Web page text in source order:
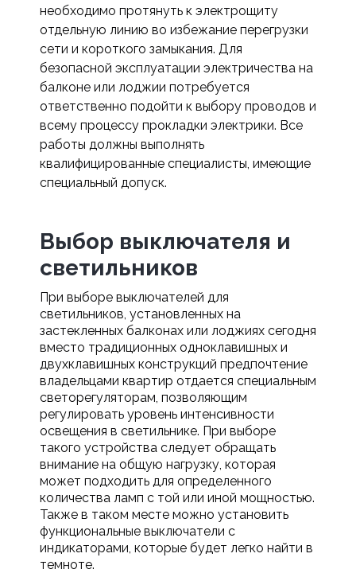
необходимо протянуть к электрощиту
отдельную линию во избежание перегрузки
сети и короткого замыкания. Для
безопасной эксплуатации электричества на
балконе или лоджии потребуется
ответственно подойти к выбору проводов и
всему процессу прокладки электрики. Все
работы должны выполнять
квалифицированные специалисты, имеющие
специальный допуск.
Выбор выключателя и
светильников
При выборе выключателей для
светильников, установленных на
застекленных балконах или лоджиях сегодня
вместо традиционных одноклавишных и
двухклавишных конструкций предпочтение
владельцами квартир отдается специальным
светорегуляторам, позволяющим
регулировать уровень интенсивности
освещения в светильнике. При выборе
такого устройства следует обращать
внимание на общую нагрузку, которая
может подходить для определенного
количества ламп с той или иной мощностью.
Также в таком месте можно установить
функциональные выключатели с
индикаторами, которые будет легко найти в
темноте.